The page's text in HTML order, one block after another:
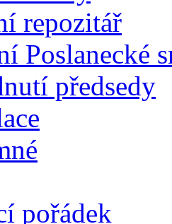
repozitář
Poslanecké
předsedy
pořádek